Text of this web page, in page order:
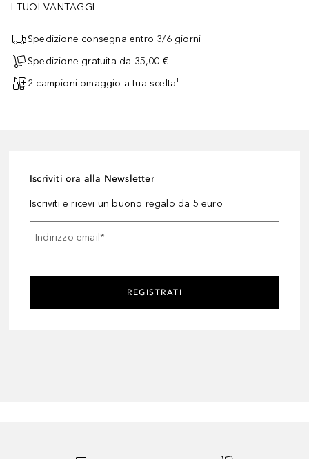
I TUOI VANTAGGI
Spedizione consegna entro 3/6 giorni
Spedizione gratuita da 35,00 €
2 campioni omaggio a tua scelta¹
Iscriviti ora alla Newsletter
Iscriviti e ricevi un buono regalo da 5 euro
Indirizzo email*
REGISTRATI